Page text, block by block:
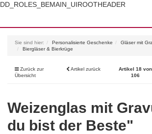
DD_ROLES_BEMAIN_UIROOTHEADER
Sie sind hier: Personalisierte Geschenke
Gläser mit
Biergläser & Bierkrüge
Zurück zur
Übersicht
Artikel zurück
Artikel 18 von
106
Weizenglas mit
du bist der Beste"